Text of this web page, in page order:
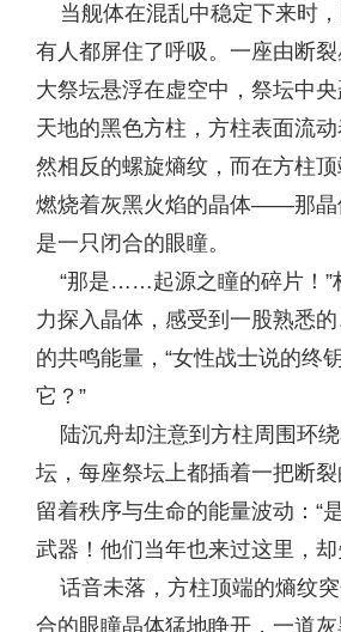
当舰体在混乱中稳定下来时
有人都屏住了呼吸。一座由断
大祭坛悬浮在虚空中，祭坛中
天地的黑色方柱，方柱表面流
然相反的螺旋熵纹，而在方柱
燃烧着灰黑火焰的晶体——那晶
是一只闭合的眼瞳。
“那是……起源之瞳的碎片！”
力探入晶体，感受到一股熟悉
的共鸣能量，“女性战士说的终
它？”
陆沉舟却注意到方柱周围环
坛，每座祭坛上都插着一把断
留着秩序与生命的能量波动：“
武器！他们当年也来过这里，
话音未落，方柱顶端的熵纹突
合的眼瞳晶体猛地睁开，一道